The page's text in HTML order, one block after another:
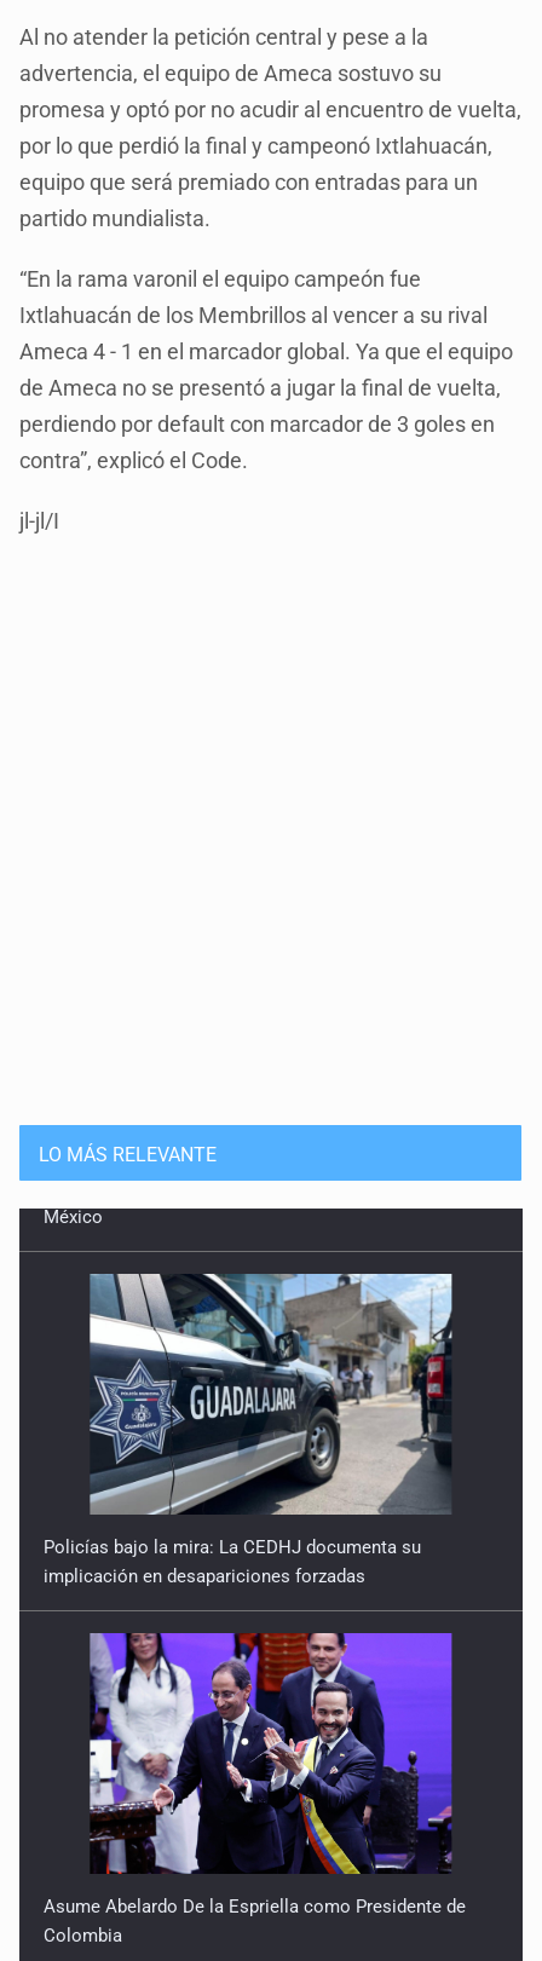
Al no atender la petición central y pese a la
advertencia, el equipo de Ameca sostuvo su
promesa y optó por no acudir al encuentro de vuelta,
por lo que perdió la final y campeonó Ixtlahuacán,
equipo que será premiado con entradas para un
partido mundialista.
“En la rama varonil el equipo campeón fue
Ixtlahuacán de los Membrillos al vencer a su rival
Ameca 4 - 1 en el marcador global. Ya que el equipo
de Ameca no se presentó a jugar la final de vuelta,
perdiendo por default con marcador de 3 goles en
contra”, explicó el Code.
jl-jl/I
LO MÁS RELEVANTE
Policías bajo la mira: La CEDHJ documenta su
Asume Abelardo De la Espriella como Presidente de